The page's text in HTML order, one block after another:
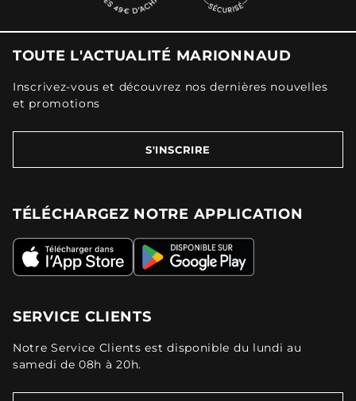
TOUTE L'ACTUALITÉ MARIONNAUD
Inscrivez-vous et découvrez nos dernières nouvelles
et promotions
S'INSCRIRE
TÉLÉCHARGEZ NOTRE APPLICATION
SERVICE CLIENTS
Notre Service Clients est disponible du lundi au
samedi de 08h à 20h.